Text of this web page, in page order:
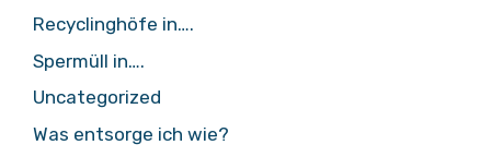
Recyclinghöfe in….
Spermüll in….
Uncategorized
Was entsorge ich wie?